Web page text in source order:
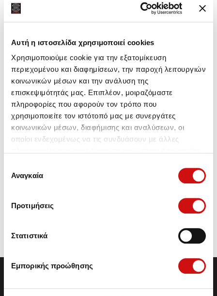
Αυτή η ιστοσελίδα χρησιμοποιεί cookies
Χρησιμοποιούμε cookie για την εξατομίκευση
περιεχομένου και διαφημίσεων, την παροχή λειτουργιών
κοινωνικών μέσων και την ανάλυση της
επισκεψιμότητάς μας. Επιπλέον, μοιραζόμαστε
πληροφορίες που αφορούν τον τρόπο που
χρησιμοποιείτε τον ιστότοπό μας με συνεργάτες
κοινωνικών μέσων, διαφήμισης και αναλύσεων, οι
οποίοι ενδεχομένως να τις συνδυάσουν με άλλες
των υπηρεσιών τους.
συγκατάθεσης
Αναγκαία
Προτιμήσεις
Στατιστικά
Εμπορικής προώθησης